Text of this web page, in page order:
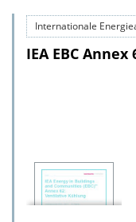
Internationale
IEA EBC